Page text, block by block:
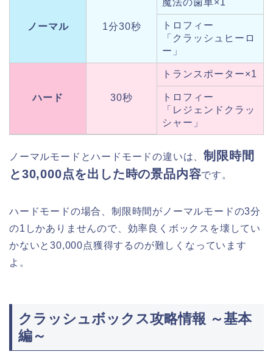
ノーマル 1分30秒
トロフィー
「クラッシュヒーロ
ー」
ハード 30秒
トランスポーター×1
トロフィー
「レジェンドクラッ
シャー」
ノーマルモードとハードモードの違いは、制限時間
と30,000点を出した時の景品内容です。
ハードモードの場合、制限時間がノーマルモードの3分
の1しかありませんので、効率良くボックスを壊してい
かないと30,000点獲得するのが難しくなっています
よ。
クラッシュボックス攻略情報 ～基本
編～